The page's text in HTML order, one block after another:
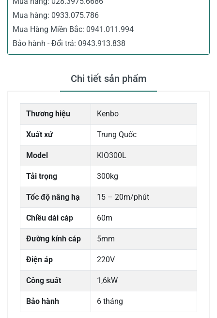
Mua hàng: 0933.075.786
Mua Hàng Miền Bắc: 0941.011.994
Bảo hành - Đổi trả: 0943.913.838
Chi tiết sản phẩm
Thương hiệu Kenbo
Xuất xứ Trung Quốc
Model KIO300L
Tải trọng 300kg
Tốc độ nâng hạ 15 – 20m/phút
Chiều dài cáp 60m
Đường kính cáp 5mm
Điện áp 220V
Công suất 1,6kW
Bảo hành 6 tháng